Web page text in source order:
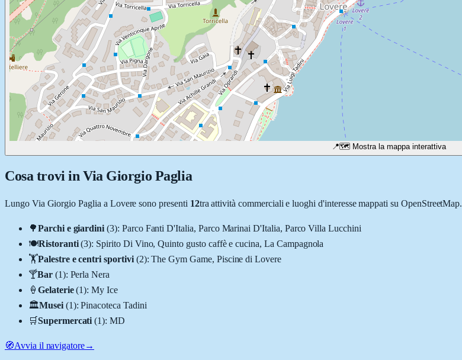
📍🗺️ Mostra la mappa interattiva
Cosa trovi in Via Giorgio Paglia
Lungo Via Giorgio Paglia a Lovere sono presenti 12tra attività commerciali e luoghi d'interesse mappati su OpenStreetMap.
🌳Parchi e giardini (3): Parco Fanti D'Italia, Parco Marinai D'Italia, Parco Villa Lucchini
🍽️Ristoranti (3): Spirito Di Vino, Quinto gusto caffè e cucina, La Campagnola
🏋️Palestre e centri sportivi (2):The Gym Game, Piscine di Lovere
🍸Bar (1): Perla Nera
🍦 Gelaterie (1):My Ice
🏛️Musei (1):Pinacoteca Tadini
🛒Supermercati (1):MD
🧭Avvia il navigatore→